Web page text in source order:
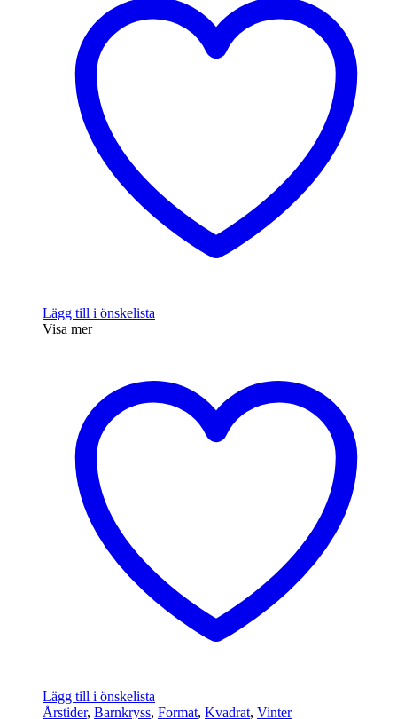
Lägg till i önskelista
Visa mer
Lägg till i önskelista
Årstider, Barnkryss, Format, Kvadrat, Vinter